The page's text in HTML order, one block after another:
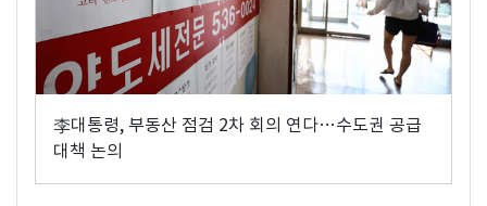
李대통령, 부동산 점검 2차 회의 연다…수도권 공급
대책 논의